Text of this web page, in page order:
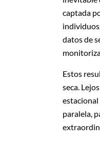
captada
datos de
Estos
seca.
paralela,